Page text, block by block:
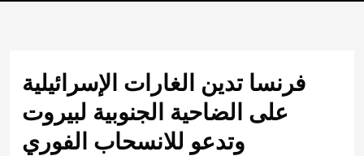
فرنسا تدين الغارات الإسرائيلية
على الضاحية الجنوبية لبيروت
وتدعو للانسحاب الفوري